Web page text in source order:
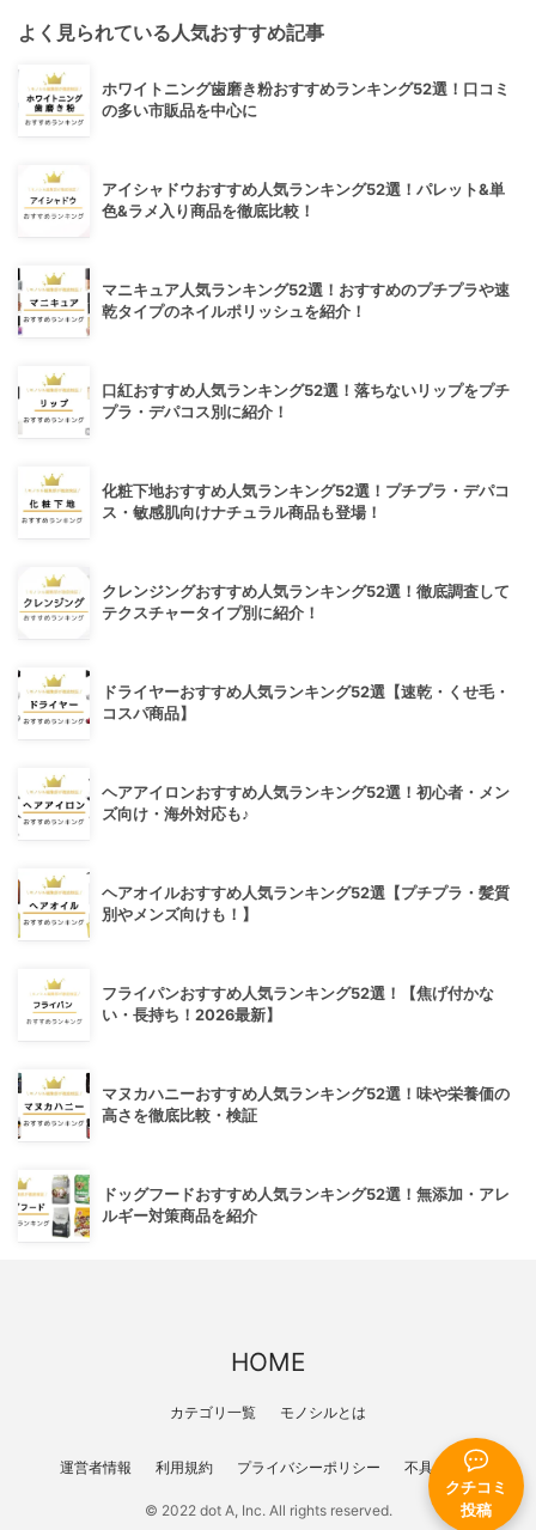
クチコミ
投稿
よく見られている人気おすすめ記事
ホワイトニング歯磨き粉おすすめランキング52選！口コミ
の多い市販品を中心に
アイシャドウおすすめ人気ランキング52選！パレット&単
色&ラメ入り商品を徹底比較！
マニキュア人気ランキング52選！おすすめのプチプラや速
乾タイプのネイルポリッシュを紹介！
口紅おすすめ人気ランキング52選！落ちないリップをプチ
プラ・デパコス別に紹介！
化粧下地おすすめ人気ランキング52選！プチプラ・デパコ
ス・敏感肌向けナチュラル商品も登場！
クレンジングおすすめ人気ランキング52選！徹底調査して
テクスチャータイプ別に紹介！
ドライヤーおすすめ人気ランキング52選【速乾・くせ毛・
コスパ商品】
ヘアアイロンおすすめ人気ランキング52選！初心者・メン
ズ向け・海外対応も♪
ヘアオイルおすすめ人気ランキング52選【プチプラ・髪質
別やメンズ向けも！】
フライパンおすすめ人気ランキング52選！【焦げ付かな
い・長持ち！2026最新】
マヌカハニーおすすめ人気ランキング52選！味や栄養価の
高さを徹底比較・検証
ドッグフードおすすめ人気ランキング52選！無添加・アレ
ルギー対策商品を紹介
HOME
カテゴリ一覧 モノシルとは
運営者情報 利用規約 プライバシーポリシー 不具合報告
© 2022 dot A, Inc. All rights reserved.